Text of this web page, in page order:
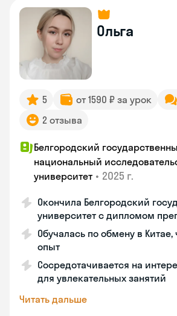
Ольга
5 от 1590 ₽ за урок
2 отзыва
Белгородский
национальный
университет • 2025 г.
Окончила Белгородский
университет с дипломом
Обучалась по обмену в Китае,
опыт
Сосредотачивается на
для увлекательных занятий
Читать дальше